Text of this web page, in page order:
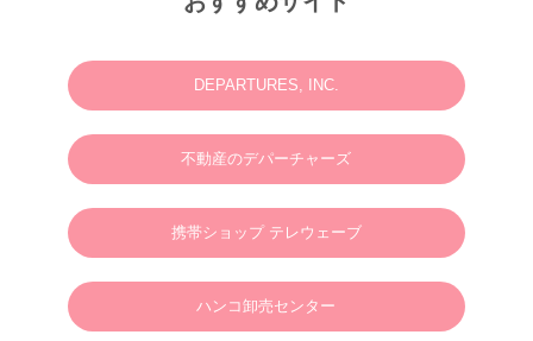
ウェディングフォトお問い合わせありがとうございます。
N様 2025年7月 ウェディングフォト・動画・ドローンご予約ありがとうございま
M様 2025年4月 ウェディングフォトお問い合わせありがとうございます。
英語やタガログ語を話せる方向けプラン【 カメラマン＆ヘアメイクのみの手配と
なりますので、衣装などは全てお客様でご用意ください。128,000円(税別)】
新年のご挨拶
謹んで新年のご挨拶を申し上げます。
旧年中は格別のご支援、ご愛顧を賜り、心より御礼申し上げます。
新しい年が、皆さまにとりまして、幸多き年となりますよう心よりお祈り申し上げ
DEPARTURES, INC.
不動産のデパーチャーズ
携帯ショップ テレウェーブ
ハンコ卸売センター